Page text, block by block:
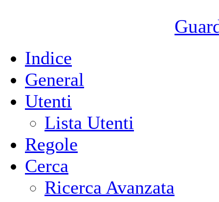
Indice
General
Utenti
Lista Utenti
Regole
Cerca
Ricerca Avanzata